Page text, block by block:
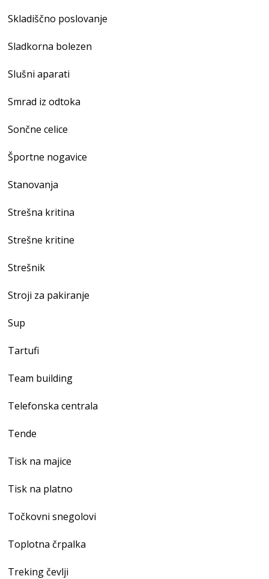
Skladiščno poslovanje
Sladkorna bolezen
Slušni aparati
Smrad iz odtoka
Sončne celice
Športne nogavice
Stanovanja
Strešna kritina
Strešne kritine
Strešnik
Stroji za pakiranje
Sup
Tartufi
Team building
Telefonska centrala
Tende
Tisk na majice
Tisk na platno
Točkovni snegolovi
Toplotna črpalka
Treking čevlji